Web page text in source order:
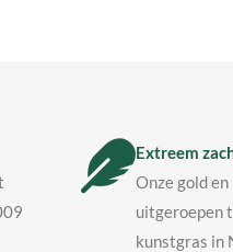
Extreem
Onze gold
uitgeroepen
kunstgras in